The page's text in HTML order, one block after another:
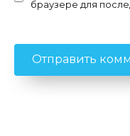
браузере для